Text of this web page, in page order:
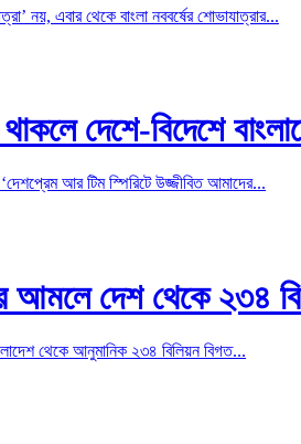
নয়, এবার থেকে বাংলা নববর্ষের শোভাযাত্রার...
দেশে-বিদেশে
আর টিম স্পিরিটে উজ্জীবিত আমাদের...
আমলে দেশ থেকে ২৩৪
থেকে আনুমানিক ২৩৪ বিলিয়ন বিগত...